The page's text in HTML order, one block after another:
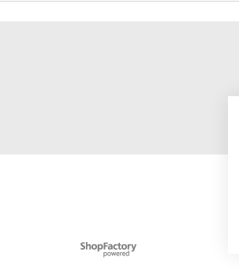
Webwinkel gemaakt met
ShopFactory webwinkel